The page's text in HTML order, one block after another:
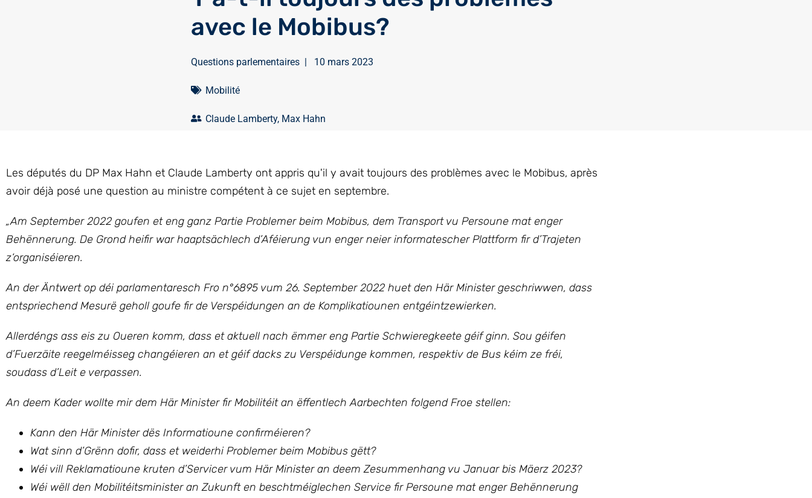
avec le Mobibus?
Questions parlementaires| 10 mars 2023
Mobilité
Claude Lamberty, Max Hahn
Les députés du DP Max Hahn et Claude Lamberty ont appris qu'il y avait toujours des problèmes avec le Mobibus, après
avoir déjà posé une question au ministre compétent à ce sujet en septembre.
„Am September 2022 goufen et eng ganz Partie Problemer beim Mobibus, dem Transport vu Persoune mat enger
Behënnerung. De Grond heifir war haaptsächlech d’Aféierung vun enger neier informatescher Plattform fir d’Trajeten
z‘organiséieren.
An der Äntwert op déi parlamentaresch Fro n°6895 vum 26. September 2022 huet den Här Minister geschriwwen, dass
entspriechend Mesurë geholl goufe fir de Verspéidungen an de Komplikatiounen entgéintzewierken.
Allerdéngs ass eis zu Oueren komm, dass et aktuell nach ëmmer eng Partie Schwieregkeete géif ginn. Sou géifen
d’Fuerzäite reegelméisseg changéieren an et géif dacks zu Verspéidunge kommen, respektiv de Bus kéim ze fréi,
soudass d’Leit e verpassen.
An deem Kader wollte mirdem Här Minister fir Mobilitéit an ëffentlech Aarbechten folgend Froe stellen:
Kann den Här Minister dës Informatioune confirméieren?
Wat sinn d’Grënn dofir, dass et weiderhi Problemer beim Mobibus gëtt?
Wéi vill Reklamatioune kruten d’Servicer vum Här Minister an deem Zesummenhang vu Januar bis Mäerz 2023?
Wéi wëll den Mobilitéitsminister an Zukunft en beschtméiglechen Service fir Persoune mat enger Behënnerung